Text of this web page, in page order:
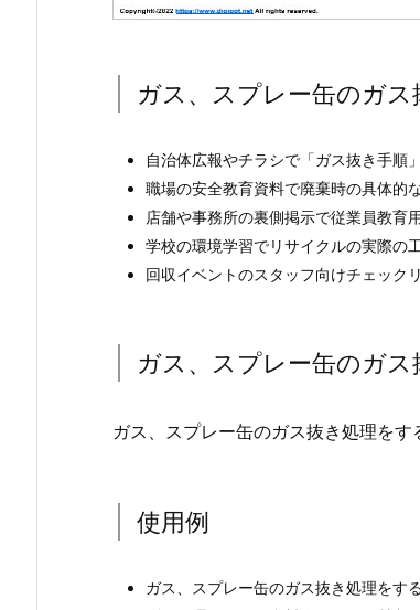
ガス、スプレー缶のガ
自治体広報やチラシで「ガス抜き手順
職場の安全教育資料で廃棄時の具体的
店舗や事務所の裏側掲示で従業員教育
学校の環境学習でリサイクルの実際の
回収イベントのスタッフ向けチェック
ガス、スプレー缶のガ
ガス、スプレー缶のガス抜き処理を
使用例
ガス、スプレー缶のガス抜き処理をす